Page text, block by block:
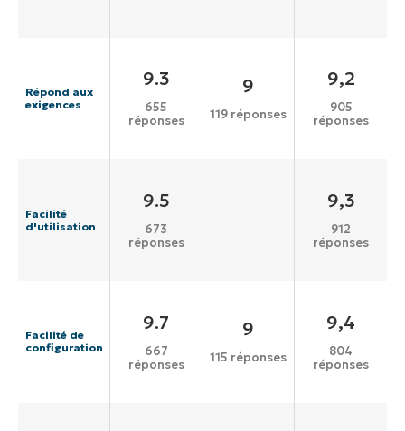
Répond aux
exigences
9.3
655
réponses
9
119 réponses
9,2
905
réponses
Facilité
d'utilisation
9.5
673
réponses
9,3
912
réponses
Facilité de
configuration
9.7
667
réponses
9
115 réponses
9,4
804
réponses